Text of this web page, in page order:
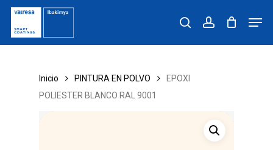
Skip
main
content
searchaccount
Inicio PINTURA EN POLVO
EPOXI
POLIESTER BLANCO RAL 9001